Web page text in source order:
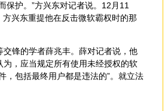
保护。”方兴东对记者说。12月11
兴东重提他在反击微软霸权时的那
锋的学者薛兆丰。薛对记者说，他
，应当规定所有使用未经授权的软
，包括最终用户都是违法的”。就立法